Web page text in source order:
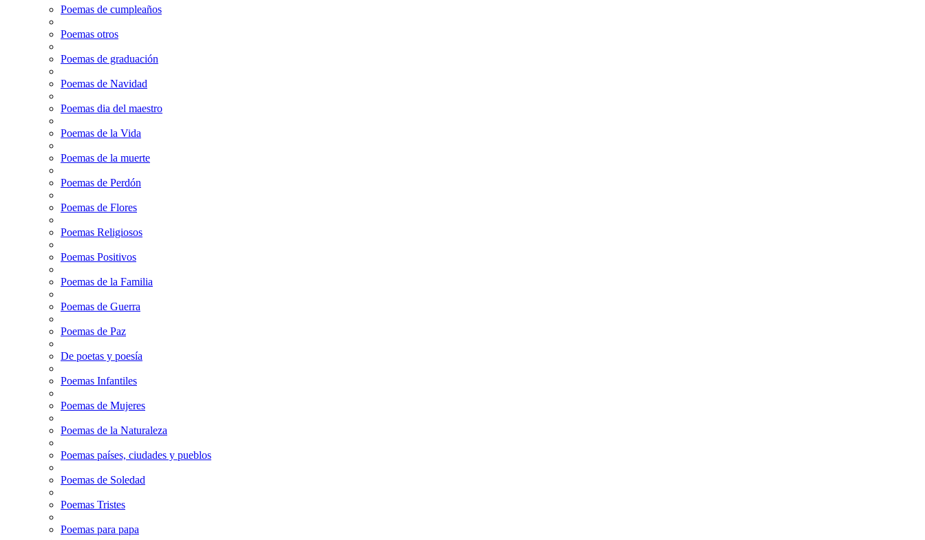
Poemas de cumpleaños
Poemas otros
Poemas de graduación
Poemas de Navidad
Poemas dia del maestro
Poemas de la Vida
Poemas de la muerte
Poemas de Perdón
Poemas de Flores
Poemas Religiosos
Poemas Positivos
Poemas de la Familia
Poemas de Guerra
Poemas de Paz
De poetas y poesía
Poemas Infantiles
Poemas de Mujeres
Poemas de la Naturaleza
Poemas países, ciudades y pueblos
Poemas de Soledad
Poemas Tristes
Poemas para papa